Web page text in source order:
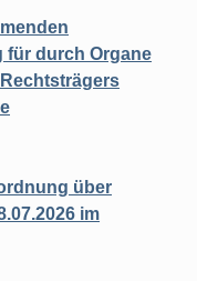
für durch Organe
über
im